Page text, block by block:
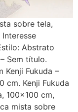
sobre tela,
Abstrato
Sem título.
Kenji Fukuda –
cm. Kenji Fukuda
100×100 cm,
mista sobre